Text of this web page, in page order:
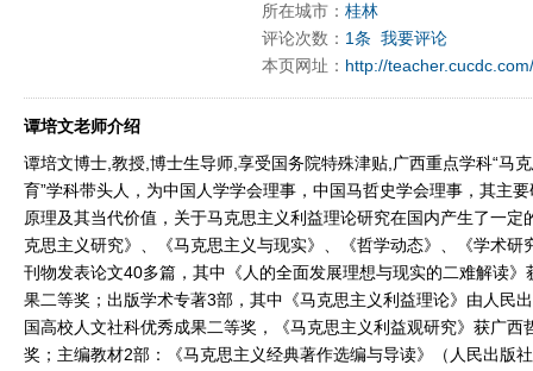
所在城市： 桂林
评论次数： 1条 我要评论
本页网址： http://
谭培文老师介绍
谭培文博士,教授,博士生导师,享受国务院特殊津贴,广西重点学科“马
育”学科带头人，为中国人学学会理事，中国马哲史学会理事，其主
原理及其当代价值，关于马克思主义利益理论研究在国内产生了一定
克思主义研究》、《马克思主义与现实》、《哲学动态》、《学术研
刊物发表论文40多篇，其中《人的全面发展理想与现实的二难解读
果二等奖；出版学术专著3部，其中《马克思主义利益理论》由人民
国高校人文社科优秀成果二等奖，《马克思主义利益观研究》获广西
奖；主编教材2部：《马克思主义经典著作选编与导读》（人民出版